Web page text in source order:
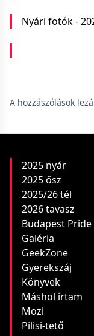
Nyári fotók -
A hozzászólások
2025 nyár
2025 ősz
2025/26 tél
2026 tavasz
Budapest Pride
Galéria
GeekZone
Gyerekszáj
Könyvek
Máshol írtam
Mozi
Pilisi-tető